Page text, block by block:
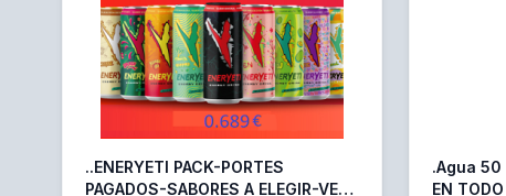
..ENERYETI PACK-PORTES
PAGADOS-SABORES A ELEGIR-VER
.Agua 50 cl. - PORTES PAGADOS
EN